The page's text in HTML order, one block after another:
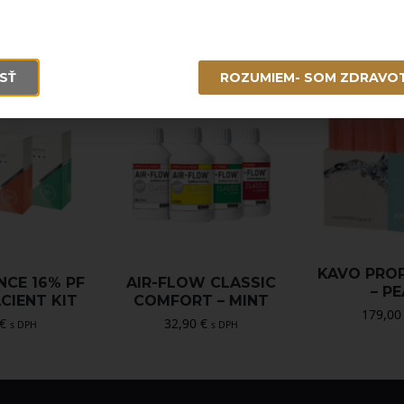
16% PF
KIT
€ s DPH
AIR-FLOW CLASSIC
COMFORT – MINT
32,90€ s DPH
KAVO
–
ROZUMIEM- SOM